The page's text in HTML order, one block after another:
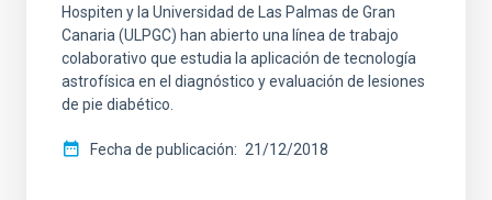
Hospiten y la Universidad de Las Palmas de Gran
Canaria (ULPGC) han abierto una línea de trabajo
colaborativo que estudia la aplicación de tecnología
astrofísica en el diagnóstico y evaluación de lesiones
de pie diabético.
Fecha de publicación 21/12/2018